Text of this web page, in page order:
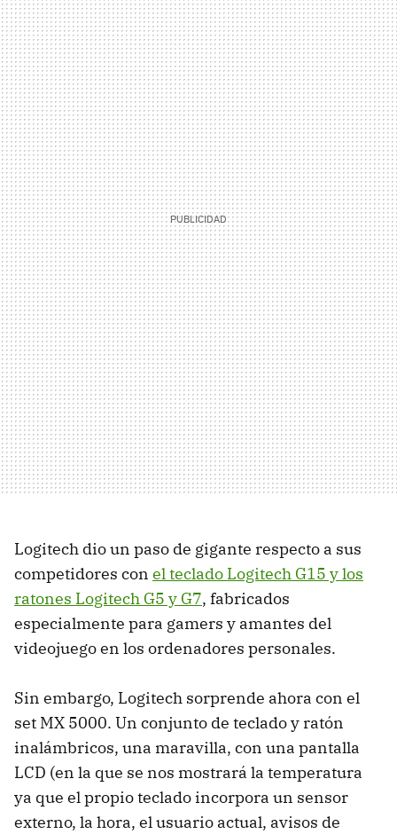
Logitech dio un paso de gigante respecto a sus
competidores con el teclado Logitech G15 y los
ratones Logitech G5 y G7, fabricados
especialmente para gamers y amantes del
videojuego en los ordenadores personales.
Sin embargo, Logitech sorprende ahora con el
set MX 5000. Un conjunto de teclado y ratón
inalámbricos, una maravilla, con una pantalla
LCD (en la que se nos mostrará la temperatura
ya que el propio teclado incorpora un sensor
externo, la hora, el usuario actual, avisos de